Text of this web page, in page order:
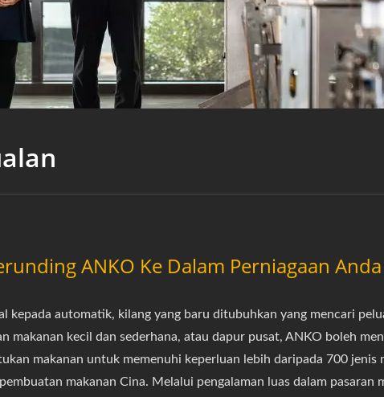
ANKO Ke Dalam Perniagaan Anda
kepada automatik, kilang yang baru ditubuhkan yang mencari
makanan kecil dan sederhana, atau dapur pusat, ANKO boleh
makanan untuk memenuhi keperluan lebih daripada 700 jenis
makanan Cina. Melalui pengalaman luas dalam pasaran